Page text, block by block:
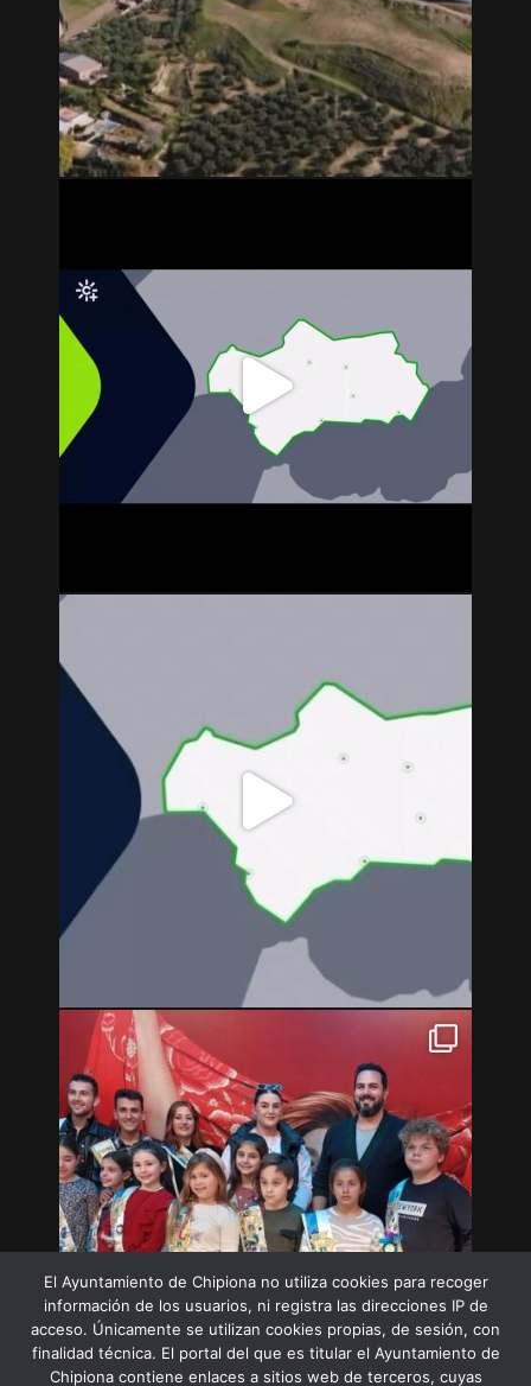
El Ayuntamiento de Chipiona no utiliza cookies para recoger
información de los usuarios, ni registra las direcciones IP de
acceso. Únicamente se utilizan cookies propias, de sesión, con
finalidad técnica. El portal del que es titular el Ayuntamiento de
Chipiona contiene enlaces a sitios web de terceros, cuyas